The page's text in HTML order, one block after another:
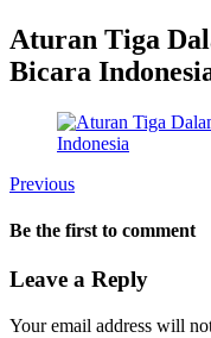
Aturan Tiga
Bicara
Previous
Be the first to comment
Leave a Reply
Your email address will